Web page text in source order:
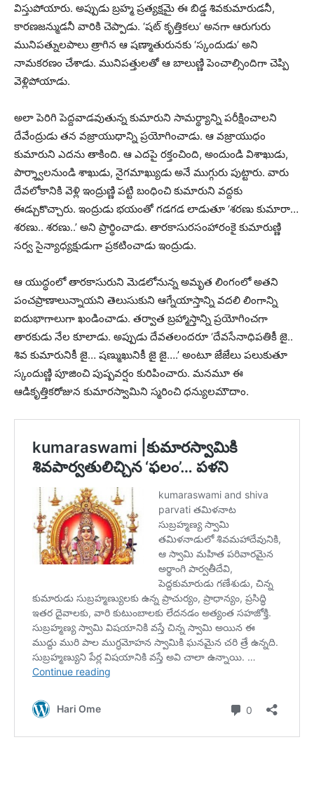
విస్తుపోయారు. అప్పుడు బ్రహ్మ ప్రత్యక్షమై ఈ బిడ్డ శివకుమారుడనీ,
కారణజన్ముడనీ వారికి చెప్పాడు. ‘షట్ కృత్తికలు’ అనగా ఆరుగురు
మునిపత్నులపాలు త్రాగిన ఆ షణ్మాతురునకు ‘స్కందుడు’ అని
నామకరణం చేశాడు. మునిపత్తులతో ఆ బాలుణ్ణి పెంచాల్సిందిగా చెప్పి
వెళ్లిపోయాడు.
అలా పెరిగి పెద్దవాడవుతున్న కుమారుని సామర్థ్యాన్ని పరీక్షించాలని
దేవేంద్రుడు తన వజ్రాయుధాన్ని ప్రయోగించాడు. ఆ వజ్రాయుధం
కుమారుని ఎదను తాకింది. ఆ ఎదపై రక్తంచింది, అందుండి విశాఖుడు,
పార్శ్వాలనుండి శాఖుడు, నైగమాఖ్యుడు అనే ముగ్గురు పుట్టారు. వారు
దేవలోకానికి వెళ్లి ఇంద్రుణ్ణి పట్టి బంధించి కుమారుని వద్దకు
ఈడ్చుకొచ్చారు. ఇంద్రుడు భయంతో గడగడ లాడుతూ ‘శరణు కుమారా…
శరణు.. శరణు..’ అని ప్రార్థించాడు. తారకాసురసంహారంకై కుమారుణ్ణి
సర్వ సైన్యాధ్యక్షుడుగా ప్రకటించాడు ఇంద్రుడు.
ఆ యుద్ధంలో తారకాసురుని మెడలోనున్న అమృత లింగంలో అతని
పంచప్రాణాలున్నాయని తెలుసుకుని ఆగ్నేయాస్తాన్ని వదలి లింగాన్ని
ఐదుభాగాలుగా ఖండించాడు. తర్వాత బ్రహ్మాస్తాన్ని ప్రయోగించగా
తారకుడు నేల కూలాడు. అప్పుడు దేవతలందరూ ‘దేవసేనాధిపతికీ జై..
శివ కుమారునికీ జై… షణ్ముఖునికీ జై జై….’ అంటూ జేజేలు పలుకుతూ
స్కందుణ్ణి పూజించి పుష్పవర్షం కురిపించారు. మనమూ ఈ
ఆడికృత్తికరోజున కుమారస్వామిని స్మరించి ధన్యులమౌదాం.